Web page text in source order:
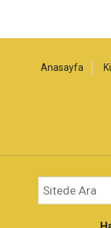
Anasayfa